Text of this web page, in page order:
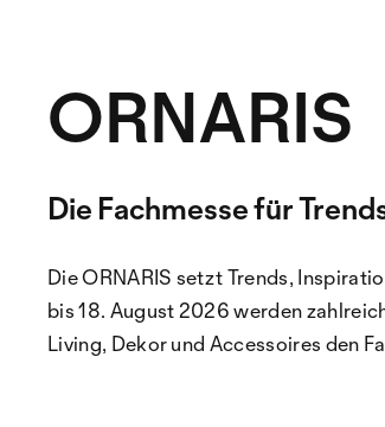
ORNARIS
Die Fachmesse für
Die ORNARIS setzt Trends,
bis 18. August 2026 werden
Living, Dekor und Accessoires den